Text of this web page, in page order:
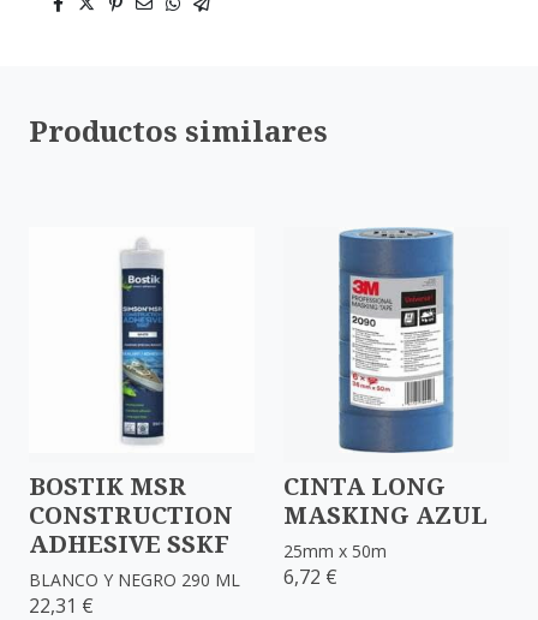
Productos similares
BOSTIK MSR
CONSTRUCTION
ADHESIVE SSKF
BLANCO Y NEGRO 290 ML
22,31 €
CINTA LONG
MASKING AZUL
25mm x 50m
6,72 €